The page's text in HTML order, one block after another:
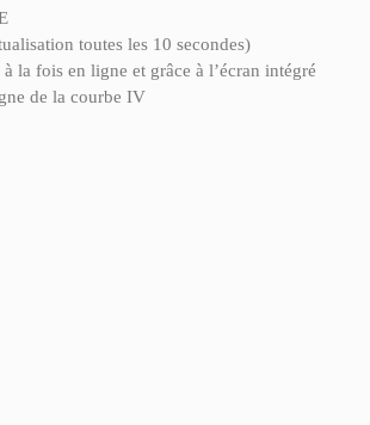
toutes les 10 secondes)
la fois en ligne et grâce à l’écran intégré
de la courbe IV